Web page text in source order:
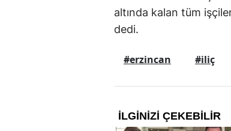
altında kalan tüm
dedi.
#erzincan #iliç